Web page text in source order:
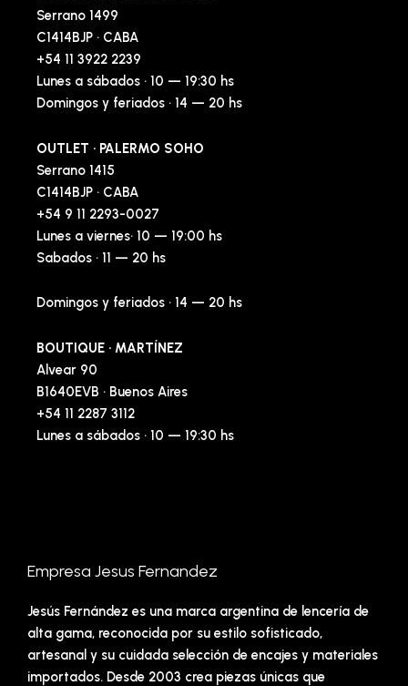
Serrano 1499
C1414BJP · CABA
+54 11 3922 2239
Lunes a sábados · 10 — 19:30 hs
Domingos y feriados · 14 — 20 hs
OUTLET · PALERMO SOHO
Serrano 1415
C1414BJP · CABA
+54 9 11 2293-0027
Lunes a viernes· 10 — 19:00 hs
Sabados · 11 — 20 hs
Domingos y feriados · 14 — 20 hs
BOUTIQUE · MARTÍNEZ
Alvear 90
B1640EVB · Buenos Aires
+54 11 2287 3112
Lunes a sábados · 10 — 19:30 hs
Empresa Jesus Fernandez
Jesús Fernández es una marca argentina de lencería de
alta gama, reconocida por su estilo sofisticado,
artesanal y su cuidada selección de encajes y materiales
importados. Desde 2003 crea piezas únicas que